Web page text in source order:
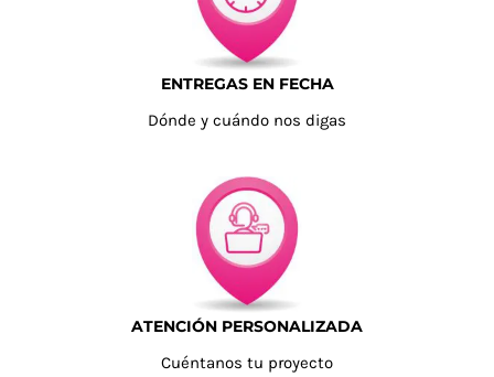
ENTREGAS EN FECHA
Dónde y cuándo nos digas
ATENCIÓN PERSONALIZADA
Cuéntanos tu proyecto